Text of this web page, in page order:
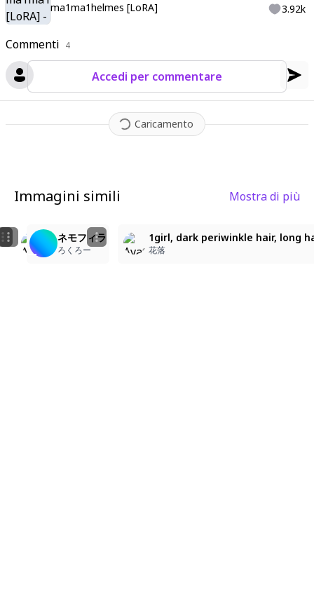
Commenti 4
Accedi per commentare
Caricamento
ma1ma1helmes [LoRA] 3.92k
Immagini simili Mostra di più
Catgirl with Butterfly Accessories
គឺមហាក់ ឌី
🦋
りんご
ネモフィラ
ろくろー
1girl, dark periwinkle hair, long
花落